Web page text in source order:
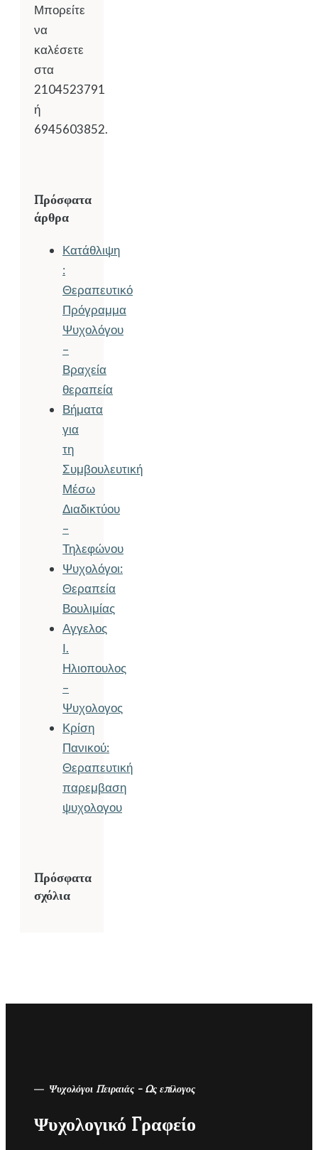
Μπορείτε
να
καλέσετε
στα
2104523791
ή
6945603852.
Πρόσφατα
άρθρα
Κατάθλιψη
:
Θεραπευτικό
Πρόγραμμα
Ψυχολόγου
–
Βραχεία
θεραπεία
Βήματα
για
τη
Συμβουλευτική
Μέσω
Διαδικτύου
–
Τηλεφώνου
Ψυχολόγοι:
Θεραπεία
Βουλιμίας
Αγγελος
Ι.
Ηλιοπουλος
–
Ψυχολογος
Κρίση
Πανικού:
Θεραπευτική
παρεμβαση
ψυχολογου
Πρόσφατα
σχόλια
Ψυχολόγοι Πειραιάς - Ως επίλογος
Ψυχολογικό Γραφείο